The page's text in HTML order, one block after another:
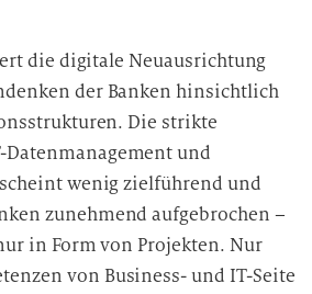
die digitale Neuausrichtung
der Banken hinsichtlich
Die strikte
und
wenig zielführend und
zunehmend aufgebrochen –
in Form von Projekten. Nur
von Business- und IT-Seite